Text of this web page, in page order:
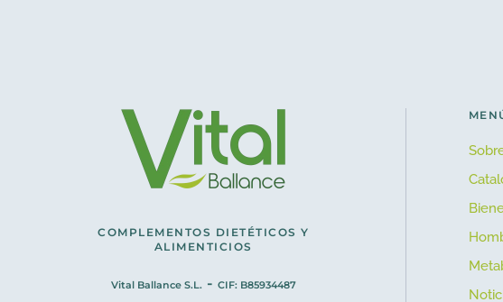
COMPLEMENTOS DIETÉTICOS Y
ALIMENTICIOS
Vital Ballance S.L.- CIF: B85934487